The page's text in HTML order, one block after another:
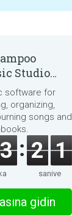
Studio
software for
organizing,
songs and
3 2 1
saniye
gidin